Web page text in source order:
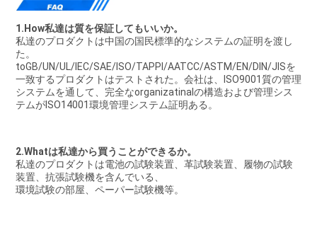
1.How私達は質を保証してもいいか。
私達のプロダクトは中国の国民標準的なシステムの証明を渡し
た。
toGB/UN/UL/IEC/SAE/ISO/TAPPI/AATCC/ASTM/EN/DIN/JISを
一致するプロダクトはテストされた。会社は、ISO9001質の管理
システムを通して、完全なorganizatinalの構造および管理シス
テムがISO14001環境管理システム証明ある。
2.Whatは私達から買うことができるか。
私達のプロダクトは電池の試験装置、革試験装置、履物の試験
装置、抗張試験機を含んでいる、
環境試験の部屋、ペーパー試験機等。